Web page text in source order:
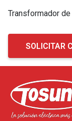
Transformador
SOLICITAR